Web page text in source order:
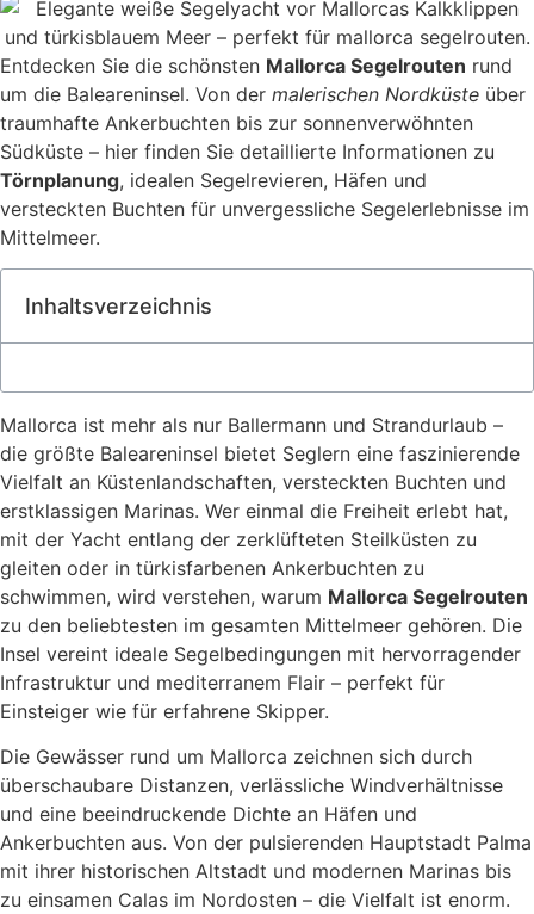
Entdecken Sie die schönsten Mallorca Segelrouten rund
um die Baleareninsel. Von der malerischen Nordküste über
traumhafte Ankerbuchten bis zur sonnenverwöhnten
Südküste – hier finden Sie detaillierte Informationen zu
Törnplanung, idealen Segelrevieren, Häfen und
versteckten Buchten für unvergessliche Segelerlebnisse im
Mittelmeer.
Inhaltsverzeichnis
Mallorca ist mehr als nur Ballermann und Strandurlaub –
die größte Baleareninsel bietet Seglern eine faszinierende
Vielfalt an Küstenlandschaften, versteckten Buchten und
erstklassigen Marinas. Wer einmal die Freiheit erlebt hat,
mit der Yacht entlang der zerklüfteten Steilküsten zu
gleiten oder in türkisfarbenen Ankerbuchten zu
schwimmen, wird verstehen, warum Mallorca Segelrouten
zu den beliebtesten im gesamten Mittelmeer gehören. Die
Insel vereint ideale Segelbedingungen mit hervorragender
Infrastruktur und mediterranem Flair – perfekt für
Einsteiger wie für erfahrene Skipper.
Die Gewässer rund um Mallorca zeichnen sich durch
überschaubare Distanzen, verlässliche Windverhältnisse
und eine beeindruckende Dichte an Häfen und
Ankerbuchten aus. Von der pulsierenden Hauptstadt Palma
mit ihrer historischen Altstadt und modernen Marinas bis
zu einsamen Calas im Nordosten – die Vielfalt ist enorm.